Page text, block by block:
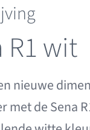
R1 wit
nieuwe
met de Sena